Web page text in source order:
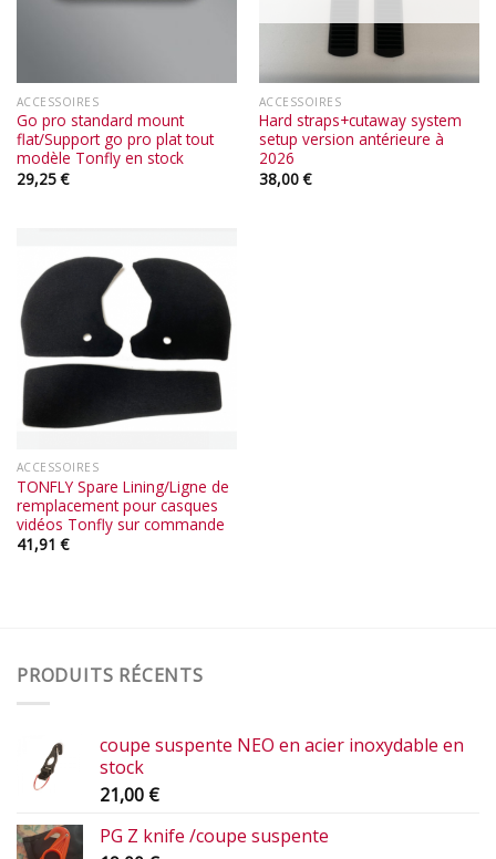
ACCESSOIRES
Go pro standard mount
flat/Support go pro plat tout
modèle Tonfly en stock
29,25€
ACCESSOIRES
Hard straps+cutaway system
setup version antérieure à
2026
38,00€
ACCESSOIRES
TONFLY Spare Lining/Ligne de
remplacement pour casques
vidéos Tonfly sur commande
41,91€
PRODUITS RÉCENTS
coupe suspente NEO en acier inoxydable en
stock
21,00 €
PG Z knife /coupe suspente